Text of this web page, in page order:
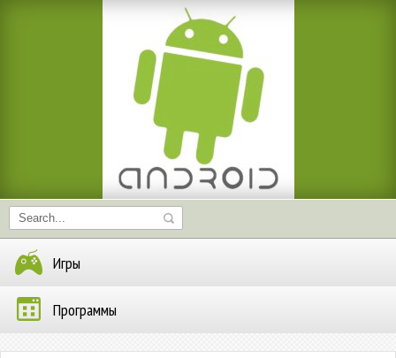
Игры
Программы